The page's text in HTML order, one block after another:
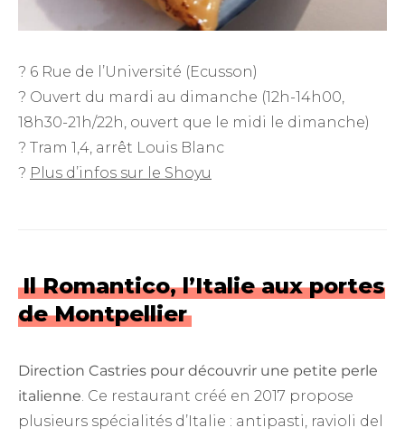
? 6 Rue de l’Université (Ecusson)
? Ouvert du mardi au dimanche (12h-14h00,
18h30-21h/22h, ouvert que le midi le dimanche)
? Tram 1,4, arrêt Louis Blanc
? Plus d’infos sur le Shoyu
Il Romantico, l’Italie aux portes
de Montpellier
Direction Castries pour découvrir une petite perle
italienne. Ce restaurant créé en 2017 propose
plusieurs spécialités d’Italie : antipasti, ravioli del